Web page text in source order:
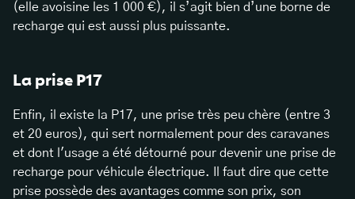
(elle avoisine les 1 000 €), il s’agit bien d’une borne de
recharge qui est aussi plus puissante.
La prise P17
Enfin, il existe la P17, une prise très peu chère (entre 3
et 20 euros), qui sert normalement pour des caravanes
et dont l'usage a été détourné pour devenir une prise de
recharge pour véhicule électrique. Il faut dire que cette
prise possède des avantages comme son prix, son